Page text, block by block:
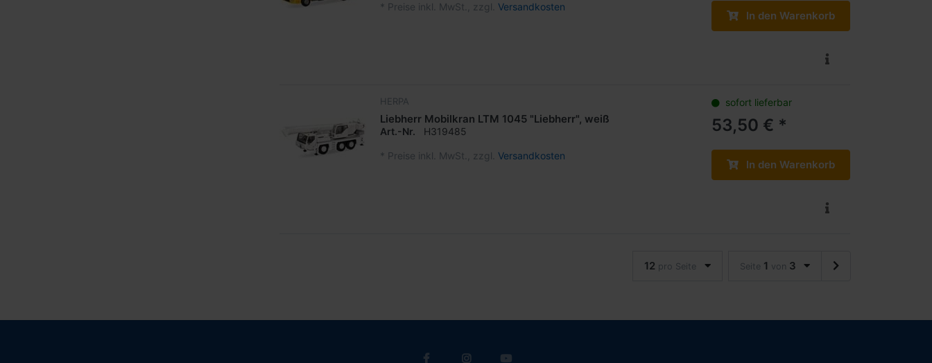
* Preise inkl. MwSt., zzgl. Versandkosten
In den Warenkorb
HERPA
Liebherr Mobilkran LTM 1045 "Liebherr", weiß
Art.-Nr. H319485
* Preise inkl. MwSt., zzgl. Versandkosten
sofort lieferbar
53,50 € *
In den Warenkorb
12 pro Seite Seite 1 von 3